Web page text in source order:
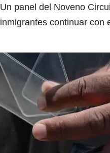
Un panel del Noveno
inmigrantes continuar con